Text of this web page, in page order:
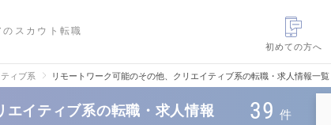
スカウト転職
初めての方へ
ィブ系 リモートワーク可能のその他、クリエイティブ系の転職・求人情報一覧
エイティブ系の転職・求人情報 39 件